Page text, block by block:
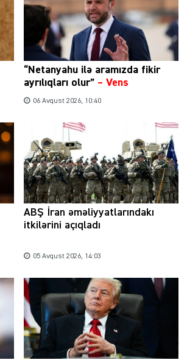
“Netanyahu ilə aramızda fikir
ayrılıqları olur” – Vens
06 Avqust 2026, 10:40
ABŞ İran əməliyyatlarındakı
itkilərini açıqladı
05 Avqust 2026, 14:03